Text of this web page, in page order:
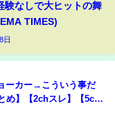
験なしで大ヒットの舞
TIMES)
日
ーカー→こういう事だ
め】【2chスレ】【5ch